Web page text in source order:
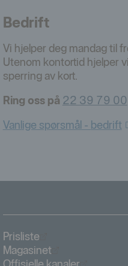
Bedrift
Vi hjelper deg mandag til
Utenom kontortid hjelper
sperring av kort.
Ring oss på 22 39 79 00
Vanlige spørsmål - bedrift
Prisliste
Magasinet